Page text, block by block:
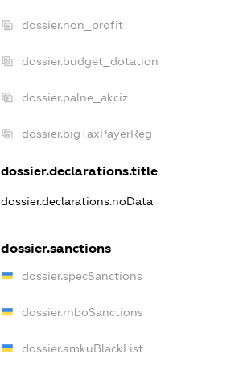
dossier.non_profit
dossier.budget_dotation
dossier.palne_akciz
dossier.bigTaxPayerReg
dossier.declarations.title
dossier.declarations.noData
dossier.sanctions
dossier.specSanctions
dossier.rnboSanctions
dossier.amkuBlackList